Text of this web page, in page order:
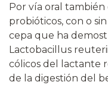
Por vía oral
probióticos, con o
cepa que ha
Lactobacillus
cólicos del lactante
de la digestión del